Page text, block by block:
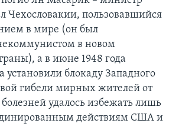
Чехословакии, пользовавшийся
в мире (он был
в новом
а в июне 1948 года
установили блокаду Западного
гибели мирных жителей от
болезней удалось избежать лишь
действиям США и